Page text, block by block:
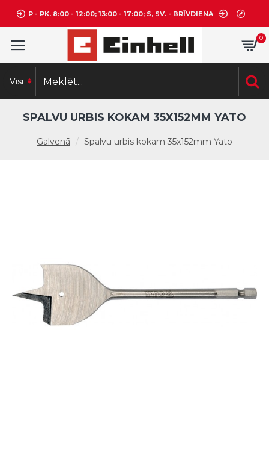
P - PK. 8:00 - 12:00; 13:00 - 17:00; S, SV. - BRĪVDIENA
0
Visi
Galvenā Spalvu urbis kokam 35x152mm Yato
SPALVU URBIS KOKAM 35X152MM YATO